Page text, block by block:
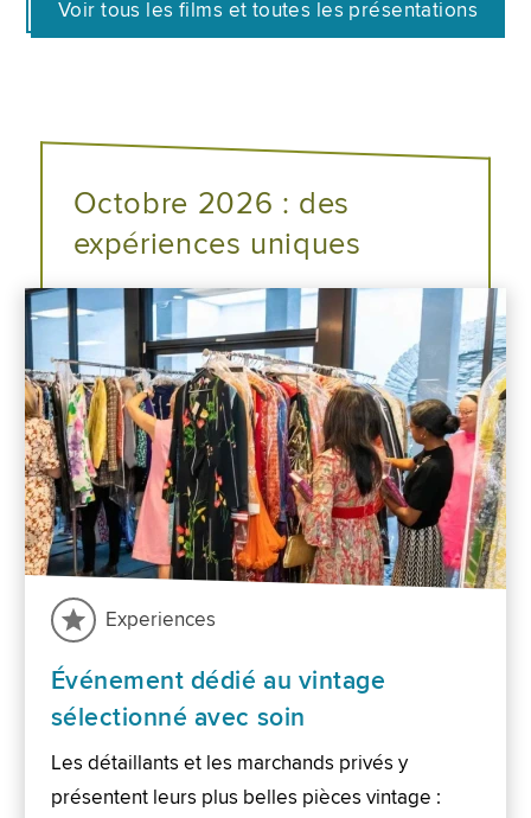
Voir tous les films et toutes les présentations
Octobre 2026 : des
expériences uniques
Experiences
Événement dédié au vintage
sélectionné avec soin
Les détaillants et les marchands privés y
présentent leurs plus belles pièces vintage :